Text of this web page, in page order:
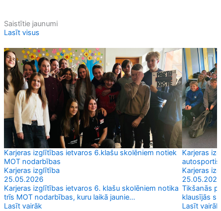
Saistītie jaunumi
Lasīt visus
Karjeras izglītības ietvaros 6.klašu skolēniem notiek
MOT nodarbības
Karjeras izglītība
25.05.2026
Karjeras izglītības ietvaros 6. klašu skolēniem notika
trīs MOT nodarbības, kuru laikā jaunie...
Lasīt vairāk
Karjeras
Karjeras
25.05.2026
Tikšanās
klausījās
Lasīt vairāk